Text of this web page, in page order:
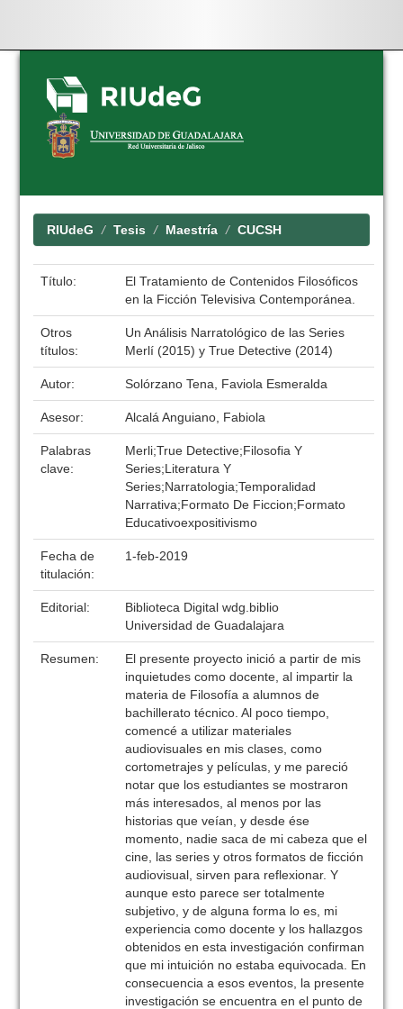
Skip
navigation
RIUdeG Tesis Maestría CUCSH
Título:
El Tratamiento de Contenidos Filosóficos
en la Ficción Televisiva Contemporánea.
Otros
títulos:
Un Análisis Narratológico de las Series
Merlí (2015) y True Detective (2014)
Autor: Solórzano Tena, Faviola Esmeralda
Asesor: Alcalá Anguiano, Fabiola
Palabras
clave:
Merli;True Detective;Filosofia Y
Series;Literatura Y
Series;Narratologia;Temporalidad
Narrativa;Formato De Ficcion;Formato
Educativoexpositivismo
Fecha de
titulación:
1-feb-2019
Editorial:
Biblioteca Digital wdg.biblio
Universidad de Guadalajara
Resumen:
El presente proyecto inició a partir de mis
inquietudes como docente, al impartir la
materia de Filosofía a alumnos de
bachillerato técnico. Al poco tiempo,
comencé a utilizar materiales
audiovisuales en mis clases, como
cortometrajes y películas, y me pareció
notar que los estudiantes se mostraron
más interesados, al menos por las
historias que veían, y desde ése
momento, nadie saca de mi cabeza que el
cine, las series y otros formatos de ficción
audiovisual, sirven para reflexionar. Y
aunque esto parece ser totalmente
subjetivo, y de alguna forma lo es, mi
experiencia como docente y los hallazgos
obtenidos en esta investigación confirman
que mi intuición no estaba equivocada. En
consecuencia a esos eventos, la presente
investigación se encuentra en el punto de